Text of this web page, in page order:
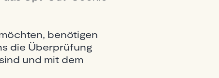
benötigen
die Überprüfung
und mit dem